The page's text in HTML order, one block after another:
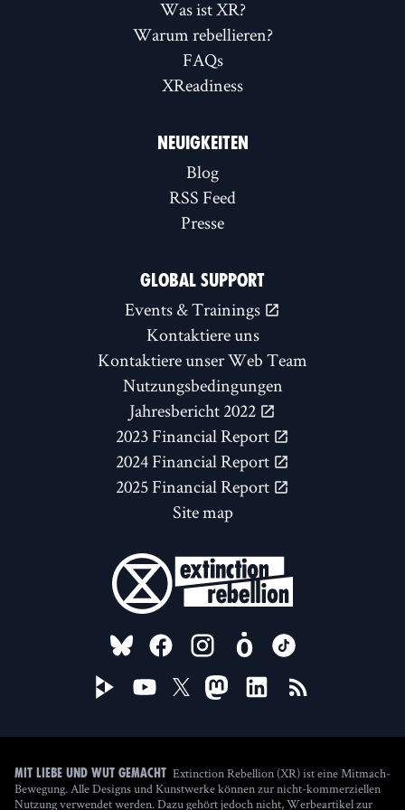
Was ist XR?
Warum rebellieren?
FAQs
XReadiness
NEUIGKEITEN
Blog
RSS Feed
Presse
GLOBAL SUPPORT
Events & Trainings
Kontaktiere uns
Kontaktiere unser Web Team
Nutzungsbedingungen
Jahresbericht 2022
2023 Financial Report
2024 Financial Report
2025 Financial Report
Site map
FOLLOW US ON
Mit Liebe und Wut gemacht Extinction Rebellion (XR) ist eine Mitmach-
Bewegung. Alle Designs und Kunstwerke können zur nicht-kommerziellen
Nutzung verwendet werden. Dazu gehört jedoch nicht, Werbeartikel zur